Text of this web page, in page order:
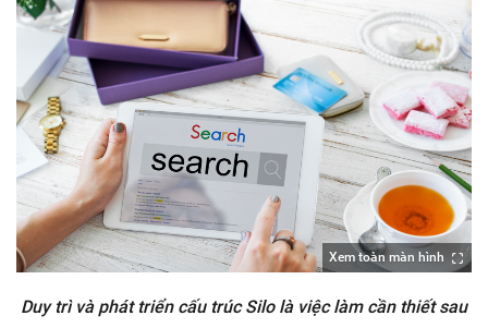
Xem toàn màn hình
Duy trì và phát triển cấu trúc Silo là việc làm cần thiết sau